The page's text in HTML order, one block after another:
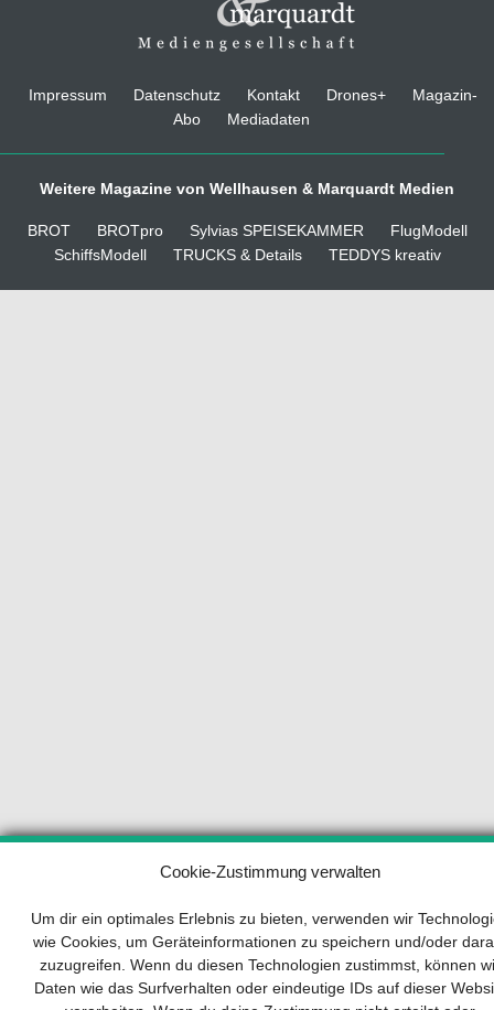
Cookie-Zustimmung verwalten
Um dir ein optimales Erlebnis zu bieten, verwenden wir
wie Cookies, um Geräteinformationen zu speichern und/oder
zuzugreifen. Wenn du diesen Technologien zustimmst, können
Daten wie das Surfverhalten oder eindeutige IDs auf dieser
Impressum Datenschutz Kontakt Drones+
Magazin-
Abo
Mediadaten
Weitere Magazine von Wellhausen & Marquardt Medien
BROT BROTpro Sylvias SPEISEKAMMER
FlugModell
SchiffsModell
TRUCKS & Details TEDDYS kreativ
Ihr Wegweiser zum Erfolg
Entwicklung und Implementierung eines
nachhaltigen Geschäftsmodells sind für jedes
Unternehmen unverzichtbar. Das Business
Model Canvas hilft, sich dabei auf das